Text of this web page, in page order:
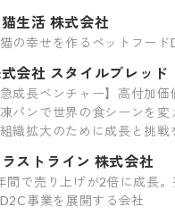
生活 株式会社
の幸せを作るペットフード
会社 スタイルブレッド
急成長ベンチャー】高付加
パンで世界の食シーンを変
組織拡大のために成長と挑戦
ラストライン 株式会社
間で売り上げが2倍に成長。
事業を展開する会社